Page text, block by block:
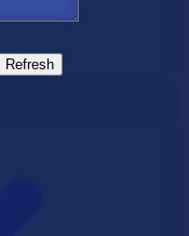
Refresh